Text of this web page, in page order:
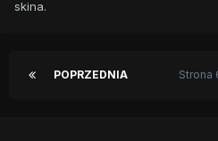
skina.
POPRZEDNIA Strona